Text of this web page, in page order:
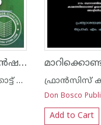
മലയാളികളുടെ ടെന്‍ഷന്‍
ഫ്രാന്‍സിസ് കാരയ്ക്കാട്ട് ഏസ് ഡി ബി
Don Bosco
Add to Cart